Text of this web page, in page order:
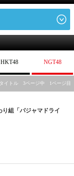
HKT48 NGT48
イトル 3ページ中 1ページ目
り組「パジャマドライ